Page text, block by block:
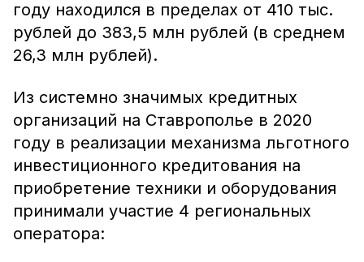
году находился в пределах от 410 тыс.
рублей до 383,5 млн рублей (в среднем
26,3 млн рублей).
Из системно значимых кредитных
организаций на Ставрополье в 2020
году в реализации механизма льготного
инвестиционного кредитования на
приобретение техники и оборудования
принимали участие 4 региональных
оператора: